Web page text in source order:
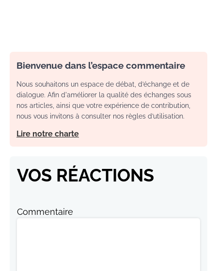
Bienvenue dans l’espace commentaire
Nous souhaitons un espace de débat, d’échange et de
dialogue. Afin d'améliorer la qualité des échanges sous
nos articles, ainsi que votre expérience de contribution,
nous vous invitons à consulter nos règles d’utilisation.
Lire notre charte
VOS RÉACTIONS
Commentaire